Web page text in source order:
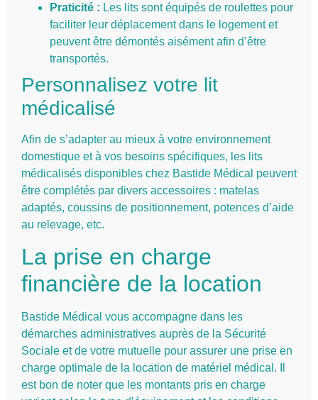
Praticité : Les lits sont équipés de roulettes pour
faciliter leur déplacement dans le logement et
peuvent être démontés aisément afin d’être
transportés.
Personnalisez votre lit
médicalisé
Afin de s’adapter au mieux à votre environnement
domestique et à vos besoins spécifiques, les lits
médicalisés disponibles chez Bastide Médical peuvent
être complétés par divers accessoires : matelas
adaptés, coussins de positionnement, potences d’aide
au relevage, etc.
La prise en charge
financière de la location
Bastide Médical vous accompagne dans les
démarches administratives auprès de la Sécurité
Sociale et de votre mutuelle pour assurer une prise en
charge optimale de la location de matériel médical. Il
est bon de noter que les montants pris en charge